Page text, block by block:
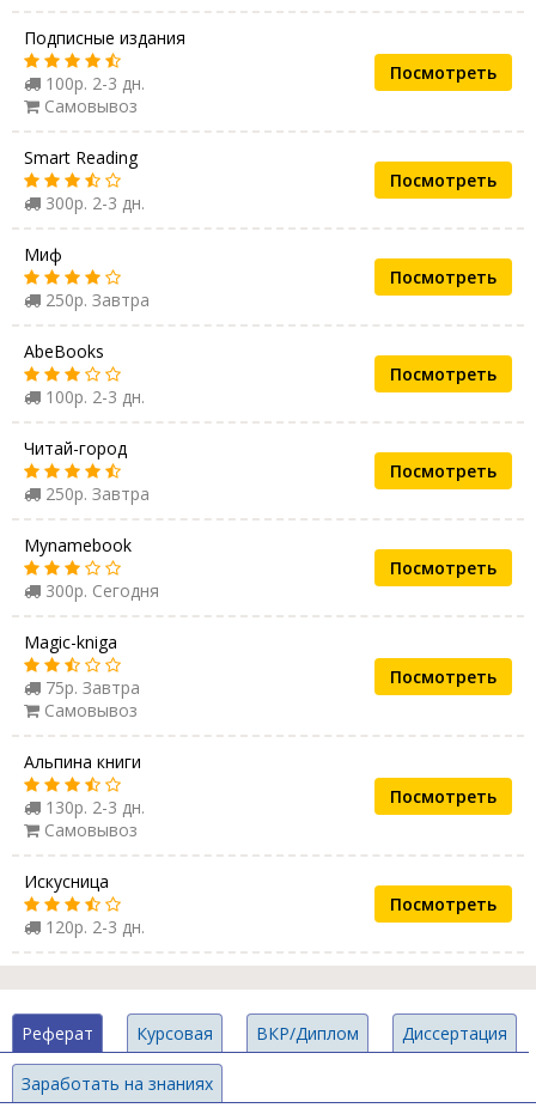
Подписные издания
100р. 2-3 дн.
Самовывоз
Посмотреть
Smart Reading
300р. 2-3 дн.
Посмотреть
Миф
250р. Завтра
Посмотреть
AbeBooks
100р. 2-3 дн.
Посмотреть
Читай-город
250р. Завтра
Посмотреть
Mynamebook
300р. Сегодня
Посмотреть
Magic-kniga
75р. Завтра
Самовывоз
Посмотреть
Альпина книги
130р. 2-3 дн.
Самовывоз
Посмотреть
Искусница
120р. 2-3 дн.
Посмотреть
Реферат Курсовая ВКР/Диплом Диссертация
Заработать на знаниях